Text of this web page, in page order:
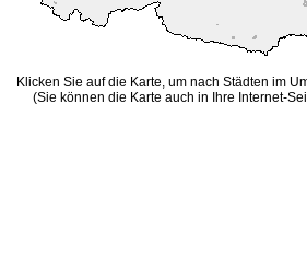
Klicken Sie auf die Karte, um nach Städten im
(Sie können die Karte auch in Ihre Internet-